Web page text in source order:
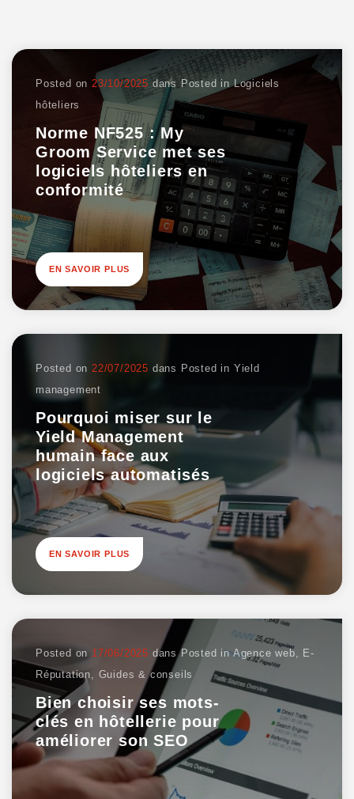
Posted on 23/10/2025dansPosted inLogiciels
hôteliers
Norme NF525 : My
Groom Service met ses
logiciels hôteliers en
conformité
EN SAVOIR PLUS
Posted on 22/07/2025 dans Posted in Yield
management
Pourquoi miser sur le
Yield Management
humain face aux
logiciels automatisés
EN SAVOIR PLUS
Posted on 17/06/2025 dansPosted inAgence web, E-
Réputation, Guides & conseils
Bien choisir ses mots-
clés en hôtellerie pour
améliorer son SEO